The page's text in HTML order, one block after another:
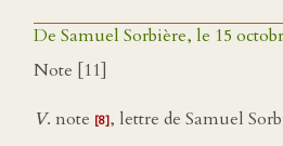
De Samuel Sorbière, le 15
Note [11]
V. note [8], lettre de Samuel